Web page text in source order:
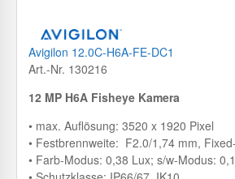
Avigilon 12.0C-H6A-FE-DC1
Art.-Nr. 130216
12 MP H6A Fisheye Kamera
• max. Auflösung: 3520 x 1920 Pixel
• Festbrennweite: F2.0/1,74 mm,
• Farb-Modus: 0,38 Lux; s/w-Modus: